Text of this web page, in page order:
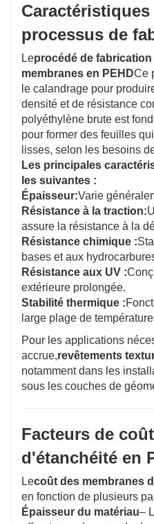
processus de
Leprocédé de
membranes en PEHDCe
le calandrage pour
densité et de résistance
polyéthylène brute est
pour former des feuilles
lisses, selon les besoins
Les principales
les suivantes :
Épaisseur:Varie
Résistance à la traction:
assure la résistance à la
Résistance chimique :
bases et aux
Résistance aux UV :
extérieure prolongée.
Stabilité thermique :
large plage de
Pour les applications
accrue,revêtements
notamment dans les
sous les couches de
Facteurs de
d'étanchéité en
Lecoût des membranes
en fonction de plusieurs
Épaisseur du matériau–